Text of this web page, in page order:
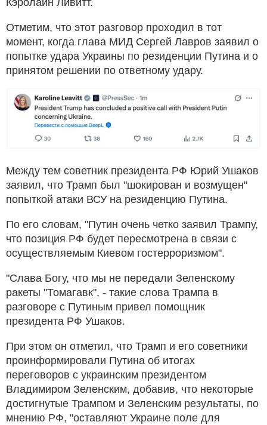
Отметим, что этот разговор проходил в тот
момент, когда глава МИД Сергей Лавров заявил о
попытке удара Украины по резиденции Путина и о
принятом решении по ответному удару.
Между тем советник президента РФ Юрий Ушаков
заявил, что Трамп был "шокирован и возмущен"
попыткой атаки ВСУ на резиденцию Путина.
По его словам, "Путин очень четко заявил Трампу,
что позиция РФ будет пересмотрена в связи с
осуществляемым Киевом гостерроризмом".
"Слава Богу, что мы не передали Зеленскому
ракеты "Томагавк", - такие слова Трампа в
разговоре с Путиным привел помощник
президента РФ Ушаков.
При этом он отметил, что Трамп и его советники
проинформировали Путина об итогах
переговоров с украинским президентом
Владимиром Зеленским, добавив, что некоторые
достигнутые Трампом и Зеленским результаты, по
мнению РФ, "оставляют Украине поле для